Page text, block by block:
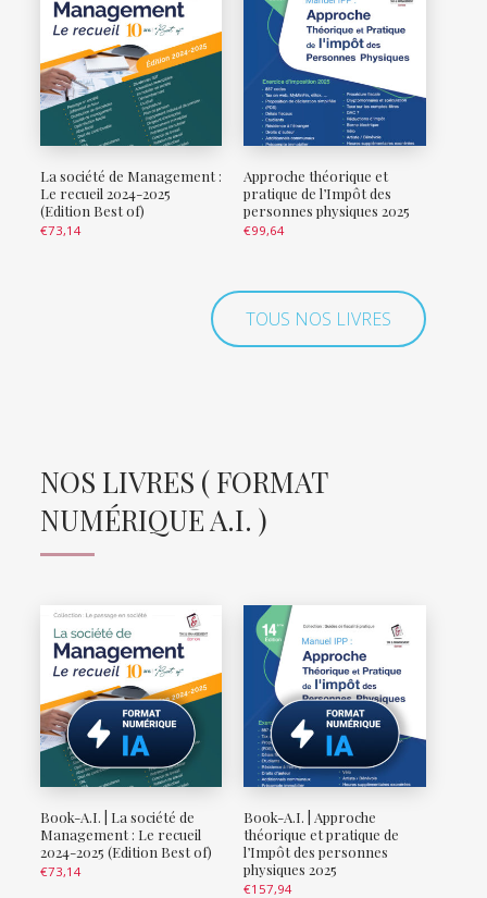
La société de Management :
Le recueil 2024-2025
(Edition Best of)
€73,14
Approche théorique et
pratique de l’Impôt des
personnes physiques 2025
€99,64
TOUS NOS LIVRES
NOS LIVRES ( FORMAT
NUMÉRIQUE A.I. )
Book-A.I. | La société de
Management : Le recueil
2024-2025 (Edition Best of)
€73,14
Book-A.I. | Approche
théorique et pratique de
l’Impôt des personnes
physiques 2025
€157,94